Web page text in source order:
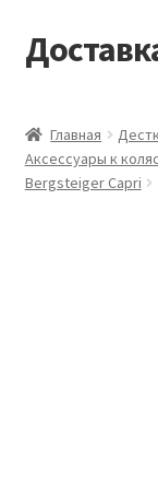
Перейти
к
Перейти
к
Доставка из
Оформление
Главная
Аксессуары к
Bergsteiger Capri